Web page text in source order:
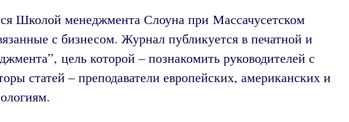
Школой менеджмента Слоуна при Массачусетском
с бизнесом. Журнал публикуется в печатной и
цель которой – познакомить руководителей с
статей – преподаватели европейских, американских и